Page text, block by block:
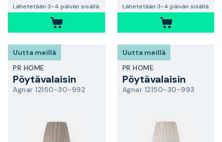
Lähetetään 3-4 päivän sisällä Lähetetään 3-4 päivän sisällä
Uutta meillä
PR HOME
Pöytävalaisin
Agnar 12150-30-992
Uutta meillä
PR HOME
Pöytävalaisin
Agnar 12150-30-993